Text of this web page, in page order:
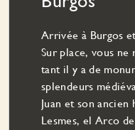
Arrivée à Burgos
Sur place, vous ne
tant il y a de
splendeurs
Juan et son ancien
Lesmes, el Arco